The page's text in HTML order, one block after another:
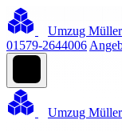
Umzug Müller
01579-2644006
Umzug Müller